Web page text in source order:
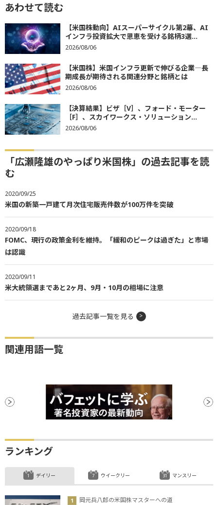
あわせて読む
【米国株動向】AIスーパーサイクル第2幕、AI
インフラ投資拡大で恩恵を受ける銘柄3選...
2026/08/06
【米国株】米国インフラ更新で伸びる企業―長
期成長が期待される関連分野と銘柄とは
2026/08/06
【決算結果】ビザ［V］、フォード・モーター
［F］、スカイワークス・ソリューション...
2026/08/06
「広瀬隆雄のやっぱり米国株」の過去記事を読
む
2020/09/25
米国の新築一戸建て月次住宅販売件数が100万件を突破
2020/09/18
FOMC、現行の政策金利を維持。「緩和のピークは過ぎた」と市場
は認識
2020/09/11
米大統領選まであと2ヶ月、9月・10月の相場に注意
過去記事一覧を見る
関連用語一覧
ランキング
デイリー
岡元兵八郎の米国株マスターへの道
ウイークリー マンスリー